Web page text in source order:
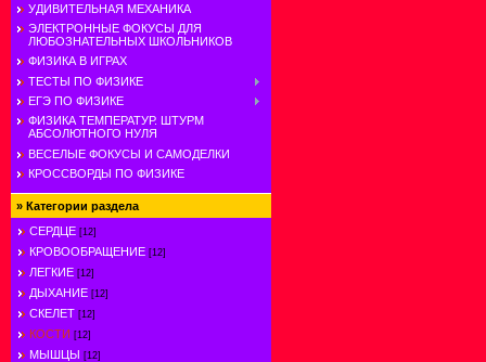
УДИВИТЕЛЬНАЯ МЕХАНИКА
ЭЛЕКТРОННЫЕ ФОКУСЫ ДЛЯ
ЛЮБОЗНАТЕЛЬНЫХ ШКОЛЬНИКОВ
ФИЗИКА В ИГРАХ
ТЕСТЫ ПО ФИЗИКЕ
ЕГЭ ПО ФИЗИКЕ
ФИЗИКА ТЕМПЕРАТУР. ШТУРМ
АБСОЛЮТНОГО НУЛЯ
ВЕСЕЛЫЕ ФОКУСЫ И САМОДЕЛКИ
КРОССВОРДЫ ПО ФИЗИКЕ
» Категории раздела
СЕРДЦЕ [12]
КРОВООБРАЩЕНИЕ [12]
ЛЕГКИЕ [12]
ДЫХАНИЕ [12]
СКЕЛЕТ [12]
КОСТИ [12]
МЫШЦЫ [12]